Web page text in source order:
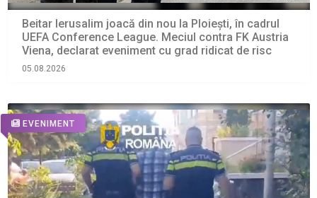
Beitar Ierusalim joacă din nou la Ploiești, în cadrul
UEFA Conference League. Meciul contra FK Austria
Viena, declarat eveniment cu grad ridicat de risc
05.08.2026
EVENIMENT